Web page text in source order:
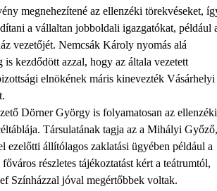
megnehezítené az ellenzéki törekvéseket,
a vállaltan jobboldali igazgatókat, például
vezetőjét. Nemcsák Károly nyomás alá
is kezdődött azzal, hogy az általa vezetett
elnökének máris kinevezték Vásárhelyi
Dörner György is folyamatosan az ellenzéki
Társulatának tagja az a Mihályi Győző,
ezelőtti állítólagos zaklatási ügyében például a
részletes tájékoztatást kért a teátrumtól,
Színházzal jóval megértőbbek voltak.